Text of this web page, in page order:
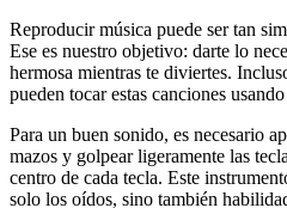
Reproducir música puede ser tan
Ese es nuestro objetivo: darte lo
hermosa mientras te diviertes.
pueden tocar estas canciones
Para un buen sonido, es necesario
mazos y golpear ligeramente las
centro de cada tecla. Este
solo los oídos, sino también